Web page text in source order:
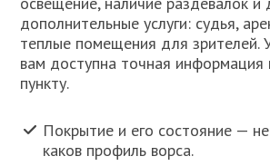
дополнительные услуги: судья,
теплые помещения для зрителей.
вам доступна точная
пункту.
Покрытие и его состояние —
каков профиль ворса.